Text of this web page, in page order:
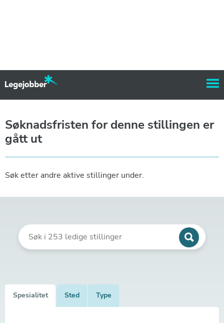
Søknadsfristen for denne stillingen er
gått ut
Søk etter andre aktive stillinger under.
Spesialitet Sted Type